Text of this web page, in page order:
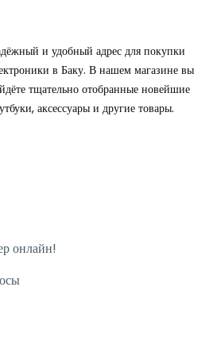
и удобный адрес для покупки
в Баку. В нашем магазине вы
тщательно отобранные новейшие
аксессуары и другие товары.
онлайн!